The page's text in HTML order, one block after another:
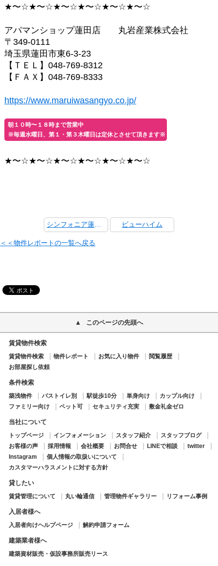
★〜☆★〜☆★〜☆★〜☆★〜☆★〜☆
アパマンショップ蓮田店 丸岩産業株式会社
〒349-0111
埼玉県蓮田市東6-3-23
【ＴＥＬ】048-769-8312
【ＦＡＸ】048-769-8333
https://www.maruiwasangyo.co.jp/
朝１０時〜１８時まで営業中
※毎週水曜日、第１・第３木曜日は定休とさせて頂きます※
★〜☆★〜☆★〜☆★〜☆★〜☆★〜☆
ビューハイム
＜＜物件レポートの一覧へ戻る
このページの先頭へ
賃貸物件検索
賃貸物件検索 物件レポート お気に入り物件
閲覧履歴
お部屋探し依頼
条件検索
築浅物件 バストイレ別 駅徒歩10分 単身向け
カップル向け
ファミリー向け
ペット可 セキュリティ充実 敷金礼金ゼロ
当社について
トップページ インフォメーション スタッフ紹介
スタッフブログ
お客様の声
採用情報 会社概要 お問合せ LINEで相談
twitter
Instagram
個人情報の取扱いについて
カスタマーハラスメントに対する方針
貸したい
賃貸管理について 丸い輪通信 管理物件ギャラリー リフォーム事例
入居者様へ
入居者向けヘルプページ 解約申請フォーム
建築業者様へ
建築資材販売・仮設事務所販売リース